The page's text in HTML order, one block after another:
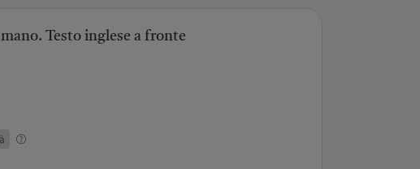
Testo inglese a fronte